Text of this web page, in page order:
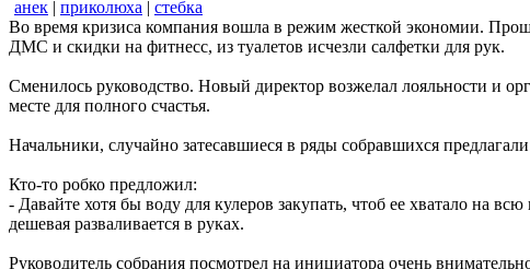
анек | приколюха | стебка
Во время кризиса компания вошла в режим жесткой экономии.
ДМС и скидки на фитнесс, из туалетов исчезли салфетки для рук.
Сменилось руководство. Новый директор возжелал лояльности и
месте для полного счастья.
Начальники, случайно затесавшиеся в ряды собравшихся
Кто-то робко предложил:
- Давайте хотя бы воду для кулеров закупать, чтоб ее хватало на
дешевая разваливается в руках.
Руководитель собрания посмотрел на инициатора очень